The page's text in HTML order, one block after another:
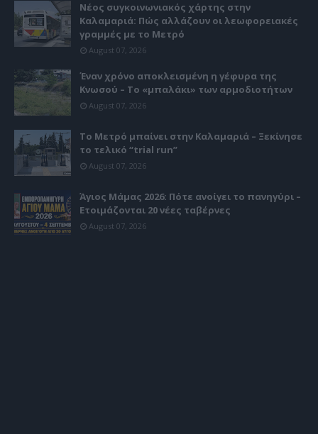
Νέος συγκοινωνιακός χάρτης στην
Καλαμαριά: Πώς αλλάζουν οι λεωφορειακές
γραμμές με το Μετρό
August 07, 2026
Έναν χρόνο αποκλεισμένη η γέφυρα της
Κνωσού – Το «μπαλάκι» των αρμοδιοτήτων
August 07, 2026
Το Μετρό μπαίνει στην Καλαμαριά – Ξεκίνησε
το τελικό “trial run”
August 07, 2026
Άγιος Μάμας 2026: Πότε ανοίγει το πανηγύρι –
Ετοιμάζονται 20 νέες ταβέρνες
August 07, 2026